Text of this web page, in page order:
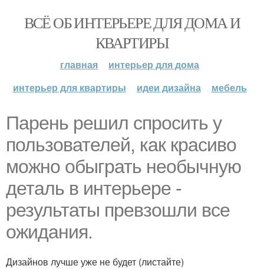
ВСЁ ОБ ИНТЕРЬЕРЕ ДЛЯ ДОМА И
КВАРТИРЫ
главная
интерьер для дома
интерьер для квартиры
идеи дизайна мебель
Парень решил спросить у
пользователей, как красиво
можно обыграть необычную
деталь в интерьере -
результаты превзошли все
ожидания.
Дизайнов лучше уже не будет (листайте)